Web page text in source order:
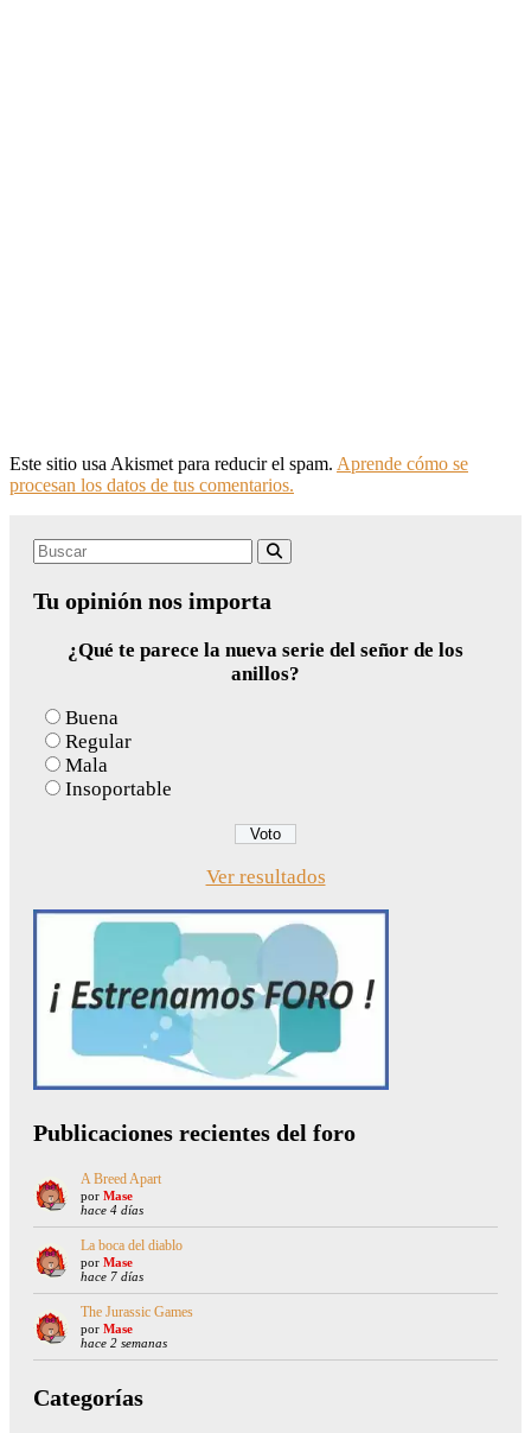
Este sitio usa Akismet para reducir el spam. Aprende cómo se
procesan los datos de tus comentarios.
Search
Tu opinión nos importa
¿Qué te parece la nueva serie del señor de los
anillos?
Buena
Regular
Mala
Insoportable
Ver resultados
Publicaciones recientes del foro
A Breed Apart
por Mase
hace 4 días
La boca del diablo
por Mase
hace 7 días
The Jurassic Games
por Mase
hace 2 semanas
Categorías